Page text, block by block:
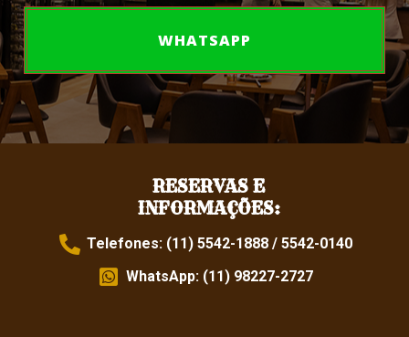
WHATSAPP
RESERVAS E
INFORMAÇÕES:
Telefones: (11) 5542-1888 / 5542-0140
WhatsApp: (11) 98227-2727